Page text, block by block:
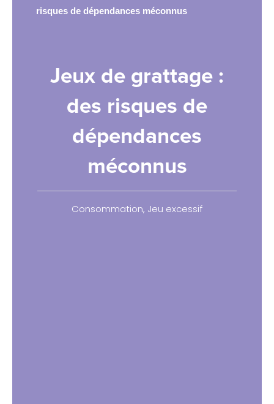
risques de dépendances méconnus
Jeux de grattage :
des risques de
dépendances
méconnus
Consommation, Jeu excessif